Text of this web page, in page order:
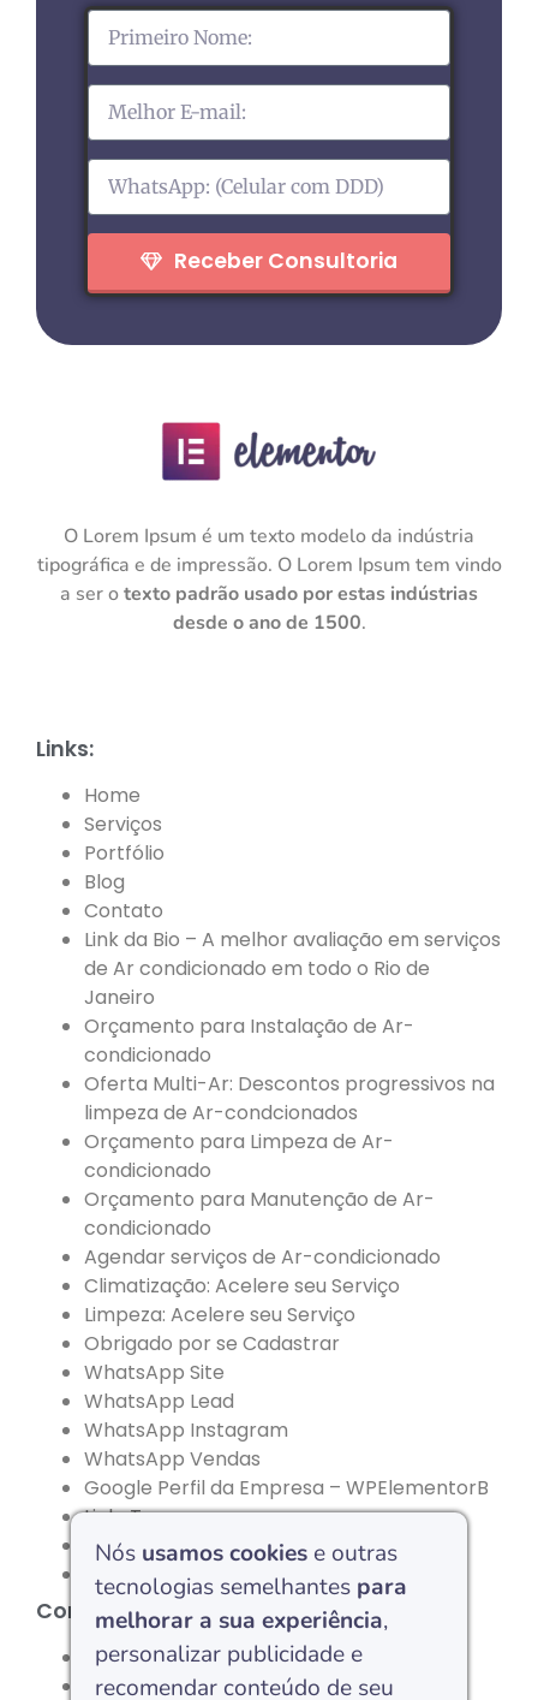
Receber Consultoria
O Lorem Ipsum é um texto modelo da indústria
tipográfica e de impressão. O Lorem Ipsum tem vindo
a ser otexto padrão usado por estas indústrias
desde o ano de 1500.
Links:
Home
Serviços
Portfólio
Blog
Contato
Link da Bio – A melhor avaliação em serviços
de Ar condicionado em todo o Rio de
Janeiro
Orçamento para Instalação de Ar-
condicionado
Oferta Multi-Ar: Descontos progressivos na
limpeza de Ar-condcionados
Orçamento para Limpeza de Ar-
condicionado
Orçamento para Manutenção de Ar-
condicionado
Agendar serviços de Ar-condicionado
Climatização: Acelere seu Serviço
Limpeza: Acelere seu Serviço
Obrigado por se Cadastrar
WhatsApp Site
WhatsApp Lead
WhatsApp Instagram
WhatsApp Vendas
Google Perfil da Empresa – WPElementorB
Link-Tree
Offboarded – Marins Refrigeração
Salão BVA
Conteúdos:
Artigos
Cases
Nós usamos cookies e outras
tecnologias semelhantes para
melhorar a sua experiência,
personalizar publicidade e
recomendar conteúdo de seu